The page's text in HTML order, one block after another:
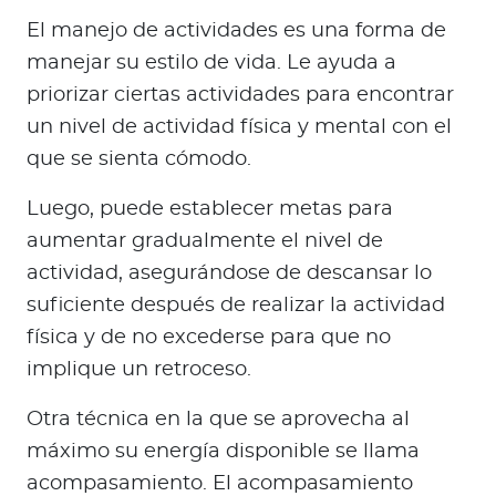
El manejo de actividades es una forma de
manejar su estilo de vida. Le ayuda a
priorizar ciertas actividades para encontrar
un nivel de actividad física y mental con el
que se sienta cómodo.
Luego, puede establecer metas para
aumentar gradualmente el nivel de
actividad, asegurándose de descansar lo
suficiente después de realizar la actividad
física y de no excederse para que no
implique un retroceso.
Otra técnica en la que se aprovecha al
máximo su energía disponible se llama
acompasamiento. El acompasamiento